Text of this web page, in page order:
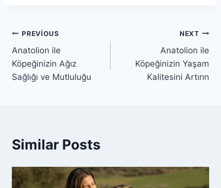
Yazı
gezinmesi
PREVIOUS
Anatolion ile
Köpeğinizin Ağız
Sağlığı ve Mutluluğu
NEXT
Anatolion ile
Köpeğinizin Yaşam
Kalitesini Artırın
Similar Posts